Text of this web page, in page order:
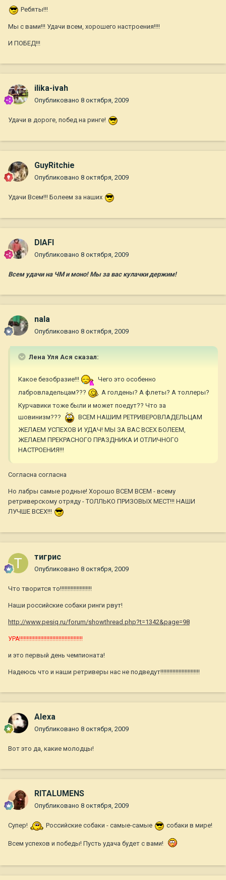
Ребяты!!!
Мы с вами!!! Удачи всем, хорошего настроения!!!!
И ПОБЕД!!!
ilika-ivah
Опубликовано 8 октября, 2009
Удачи в дороге, побед на ринге!
GuyRitchie
Опубликовано 8 октября, 2009
Удачи Всем!!! Болеем за наших
DIAFI
Опубликовано 8 октября, 2009
Всем удачи на ЧМ и моно! Мы за вас кулачки держим!
nala
Опубликовано 8 октября, 2009
Лена Уля Ася сказал:
Какое безобразие!!!
Чего это особенно
лабровладельцам???
А голдены? А флеты? А толлеры?
Курчавики тоже были и может поедут?? Что за
шовинизм???
ВСЕМ НАШИМ РЕТРИВЕРОВЛАДЕЛЬЦАМ
ЖЕЛАЕМ УСПЕХОВ И УДАЧ! МЫ ЗА ВАС ВСЕХ БОЛЕЕМ,
ЖЕЛАЕМ ПРЕКРАСНОГО ПРАЗДНИКА И ОТЛИЧНОГО
НАСТРОЕНИЯ!!!
Согласна согласна
Но лабры самые родные! Хорошо ВСЕМ ВСЕМ - всему
ретриверскому отряду - ТОЛЛЬКО ПРИЗОВЫХ МЕСТ!!! НАШИ
ЛУЧШЕ ВСЕХ!!!
тигрис
Опубликовано 8 октября, 2009
Что творится то!!!!!!!!!!!!!!!!!!!!!
Наши российские собаки ринги рвут!
http://www.pesiq.ru/forum/showthread.php?t=1342&page=98
УРА!!!!!!!!!!!!!!!!!!!!!!!!!!!!!!!!!!!!!!!!!!
и это первый день чемпионата!
Надеюсь что и наши ретриверы нас не подведут!!!!!!!!!!!!!!!!!!!!!!!!!!
Alexa
Опубликовано 8 октября, 2009
Вот это да, какие молодцы!
RITALUMENS
Опубликовано 8 октября, 2009
Супер! Российские собаки - самые-самые собаки в мире!
Всем успехов и победы! Пусть удача будет с вами!